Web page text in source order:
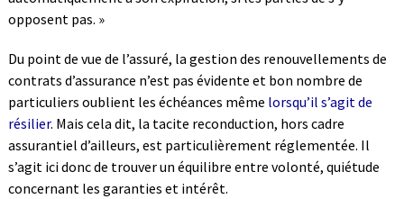
opposent pas. »
Du point de vue de l’assuré, la gestion des renouvellements de
contrats d’assurance n’est pas évidente et bon nombre de
particuliers oublient les échéances même lorsqu’il s’agit de
résilier. Mais cela dit, la tacite reconduction, hors cadre
assurantiel d’ailleurs, est particulièrement réglementée. Il
s’agit ici donc de trouver un équilibre entre volonté, quiétude
concernant les garanties et intérêt.